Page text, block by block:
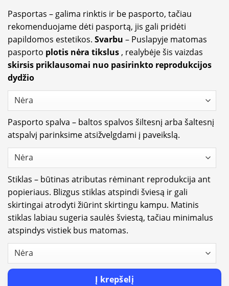
Pasportas – galima rinktis ir be pasporto, tačiau
rekomenduojame dėti pasportą, jis gali pridėti
papildomos estetikos. Svarbu – Puslapyje matomas
pasporto plotis nėra tikslus , realybėje šis vaizdas
skirsis priklausomai nuo pasirinkto reprodukcijos
dydžio
Pasporto spalva – baltos spalvos šiltesnį arba šaltesnį
atspalvį parinksime atsižvelgdami į paveikslą.
Stiklas – būtinas atributas rėminant reprodukcija ant
popieriaus. Blizgus stiklas atspindi šviesą ir gali
skirtingai atrodyti žiūrint skirtingu kampu. Matinis
stiklas labiau sugeria saulės šviestą, tačiau minimalus
atspindys vistiek bus matomas.
Į krepšelį